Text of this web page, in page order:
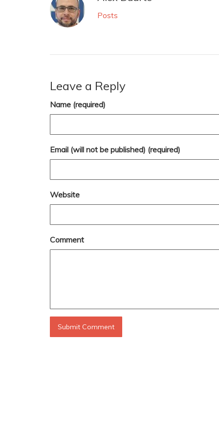
Posts
Leave a Reply
Name (required)
Email (will not be published) (required)
Website
Comment